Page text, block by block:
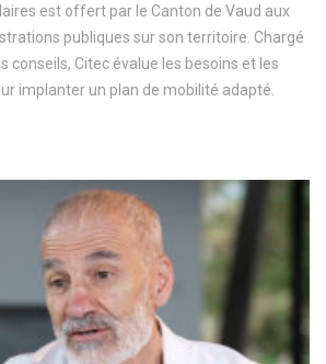
est offert par le Canton de Vaud aux
publiques sur son territoire. Chargé
conseils, Citec évalue les besoins et les
implanter un plan de mobilité adapté.